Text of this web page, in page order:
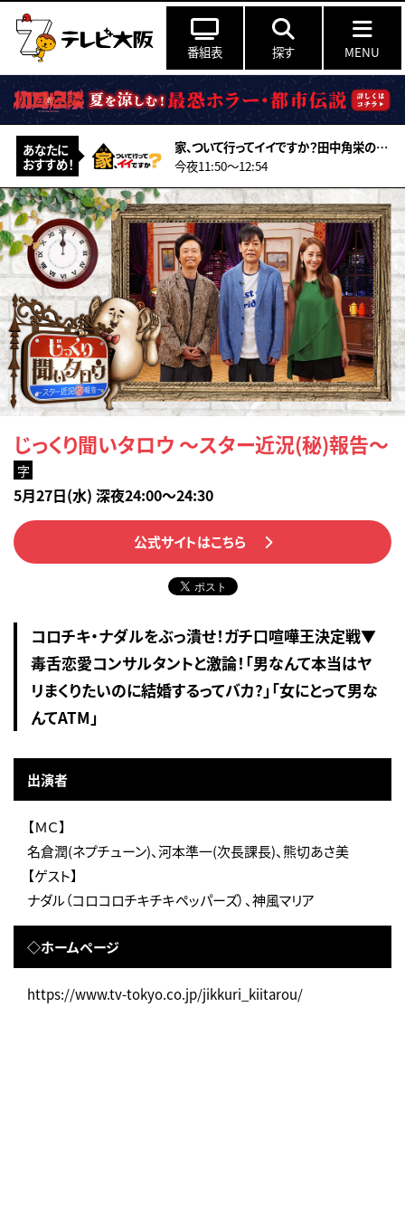
番組表 探す MENU
あなたに
おすすめ！
家、ついて行ってイイですか？田中角栄の秘書だった男＆飛行機事故で彼女失った力士
今夜11:50〜12:54
じっくり聞いタロウ ～スター近況(秘)報告～
字
5月27日(水) 深夜24:00～24:30
公式サイトはこちら
コロチキ・ナダルをぶっ潰せ！ガチ口喧嘩王決定戦▼
毒舌恋愛コンサルタントと激論！「男なんて本当はヤ
リまくりたいのに結婚するってバカ?」「女にとって男な
んてATM」
出演者
【ＭＣ】
名倉潤(ネプチューン)、河本準一(次長課長)、熊切あさ美
【ゲスト】
ナダル（コロコロチキチキペッパーズ）、神風マリア
◇ホームページ
https://www.tv-tokyo.co.jp/jikkuri_kiitarou/